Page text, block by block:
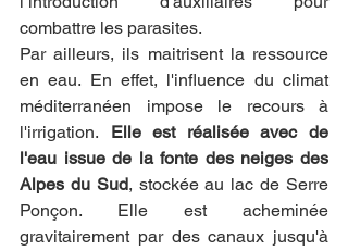
combattre les parasites.
Par ailleurs, ils maitrisent la ressource
en eau. En effet, l'influence du climat
méditerranéen impose le recours à
l'irrigation. Elle est réalisée avec de
l'eau issue de la fonte des neiges des
Alpes du Sud, stockée au lac de Serre
Ponçon. Elle est acheminée
gravitairement par des canaux jusqu'à